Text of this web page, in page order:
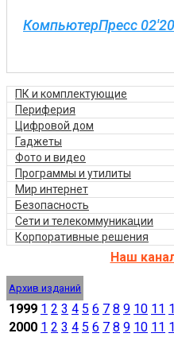
КомпьютерПресс
ПК и комплектующие
Периферия
Цифровой дом
Гаджеты
Фото и видео
Программы и утилиты
Мир интернет
Безопасность
Сети и телекоммуникации
Корпоративные решения
Наш
Архив изданий
1999 1 2 3 4 5 6 7 8 9 10 11
2000 1 2 3 4 5 6 7 8 9 10 11